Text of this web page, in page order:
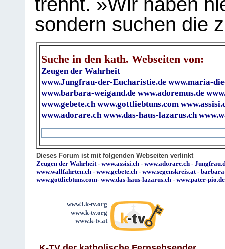
sondern suchen die
Suche in den kath. Webseiten von:
Zeugen der Wahrheit
www.Jungfrau-der-Eucharistie.de www.maria-
www.barbara-weigand.de www.adoremus.de
www.gebete.ch www.gottliebtuns.com
www.adorare.ch www.das-haus-lazarus.ch
Dieses Forum ist mit folgenden Webseiten verlinkt
Zeugen der Wahrheit- www.assisi.ch - www.adorare.ch -
www.wallfahrten.ch - www.gebete.ch - www.segenskreis.at-
www.gottliebtuns.com- www.das-haus-lazarus.ch - www.pater-pio.de
www3.k-tv.org
www.k-tv.org
www.k-tv.at